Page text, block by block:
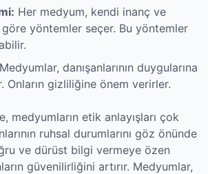
Her medyum, kendi inanç ve
yöntemler seçer. Bu yöntemler
Medyumlar, danışanlarının duygularına
Onların gizliliğine önem verirler.
medyumların etik anlayışları çok
ruhsal durumlarını göz önünde
ve dürüst bilgi vermeye özen
güvenilirliğini artırır. Medyumlar,